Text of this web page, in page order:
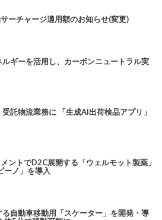
ーチャージ適用額のお知らせ(変更)
ギーを活用し、カーボンニュートラル実
託物流業務に 「生成AI出荷検品アプリ」
ントでD2C展開する「ウェルモット製薬」
ーノ」を導入
自動車移動用「スケーター」を開発・導